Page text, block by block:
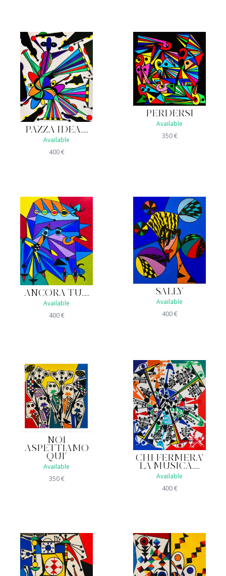
PAZZA IDEA.....
Available
400€
PERDERSI
Available
350€
ANCORA TU.....
Available
400€
SALLY
Available
400€
NOI
ASPETTIAMO
QUI'
Available
350€
CHI FERMERA'
LA MUSICA.....
Available
400€